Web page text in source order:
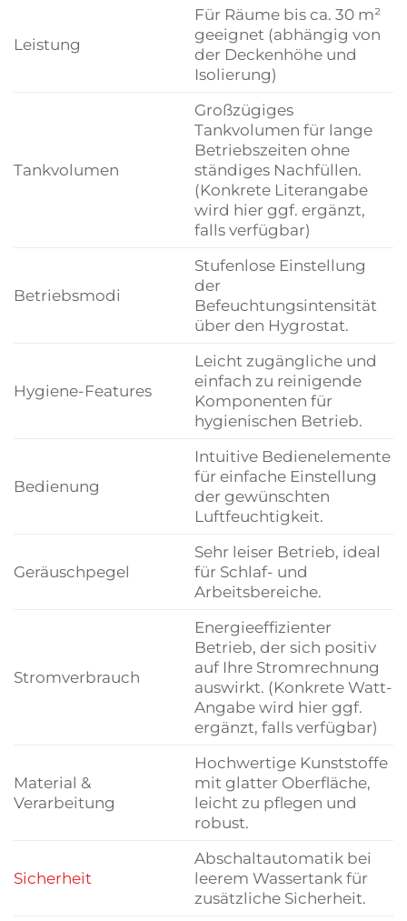
Leistung
Für Räume bis ca. 30 m²
geeignet (abhängig von
der Deckenhöhe und
Isolierung)
Tankvolumen
Großzügiges
Tankvolumen für lange
Betriebszeiten ohne
ständiges Nachfüllen.
(Konkrete Literangabe
wird hier ggf. ergänzt,
falls verfügbar)
Betriebsmodi
Stufenlose Einstellung
der
Befeuchtungsintensität
über den Hygrostat.
Hygiene-Features
Leicht zugängliche und
einfach zu reinigende
Komponenten für
hygienischen Betrieb.
Bedienung
Intuitive Bedienelemente
für einfache Einstellung
der gewünschten
Luftfeuchtigkeit.
Geräuschpegel
Sehr leiser Betrieb, ideal
für Schlaf- und
Arbeitsbereiche.
Stromverbrauch
Energieeffizienter
Betrieb, der sich positiv
auf Ihre Stromrechnung
auswirkt. (Konkrete Watt-
Angabe wird hier ggf.
ergänzt, falls verfügbar)
Material &
Verarbeitung
Hochwertige Kunststoffe
mit glatter Oberfläche,
leicht zu pflegen und
robust.
Sicherheit
Abschaltautomatik bei
leerem Wassertank für
zusätzliche Sicherheit.